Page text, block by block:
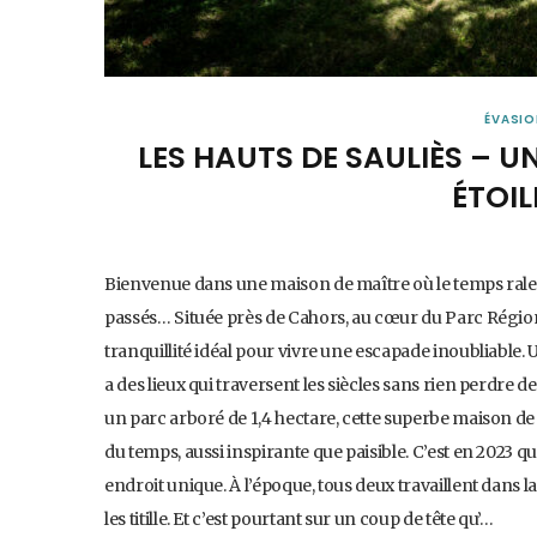
LES HAUTS DE SAULIÈS –
Bienvenue dans une maison de maître où le temps
passés… Située près de Cahors, au cœur du Parc
tranquillité idéal pour vivre une escapade inoubliable.
a des lieux qui traversent les siècles sans rien perdre
un parc arboré de 1,4 hectare, cette superbe maison
du temps, aussi inspirante que paisible. C’est en 2023
endroit unique. À l’époque, tous deux travaillent
les titille. Et c’est pourtant sur un coup de tête qu’…